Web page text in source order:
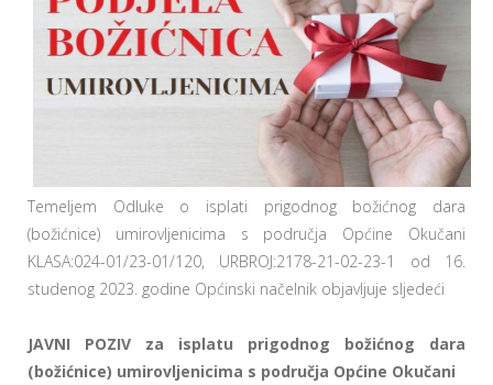
Temeljem Odluke o isplati prigodnog božićnog dara
(božićnice) umirovljenicima s područja Općine Okučani
KLASA:024-01/23-01/120, URBROJ:2178-21-02-23-1 od 16.
studenog 2023. godine Općinski načelnik objavljuje sljedeći
JAVNI POZIV za isplatu prigodnog božićnog dara
(božićnice) umirovljenicima s područja Općine Okučani